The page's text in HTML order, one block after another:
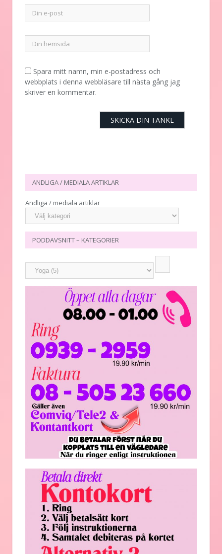
Spara mitt namn, min e-postadress och
webbplats i denna webbläsare till nästa gång jag
skriver en kommentar.
ANDLIGA / MEDIALA ARTIKLAR
Andliga / mediala artiklar
PODDAVSNITT – KATEGORIER